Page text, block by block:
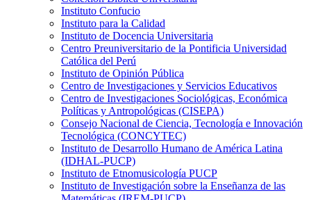
Instituto Confucio
Instituto para la Calidad
Instituto de Docencia Universitaria
Centro Preuniversitario de la Pontificia Universidad
Católica del Perú
Instituto de Opinión Pública
Centro de Investigaciones y Servicios Educativos
Centro de Investigaciones Sociológicas, Económica
Políticas y Antropológicas (CISEPA)
Consejo Nacional de Ciencia, Tecnología e Innovación
Tecnológica (CONCYTEC)
Instituto de Desarrollo Humano de América Latina
(IDHAL-PUCP)
Instituto de Etnomusicología PUCP
Instituto de Investigación sobre la Enseñanza de las